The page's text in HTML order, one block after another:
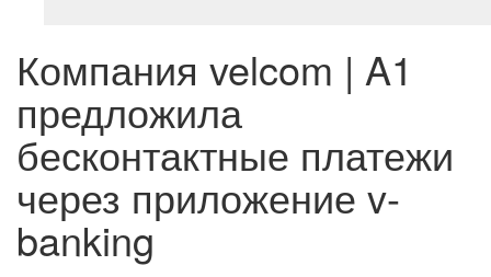
Компания velcom | A1
предложила
бесконтактные платежи
через приложение v-
banking